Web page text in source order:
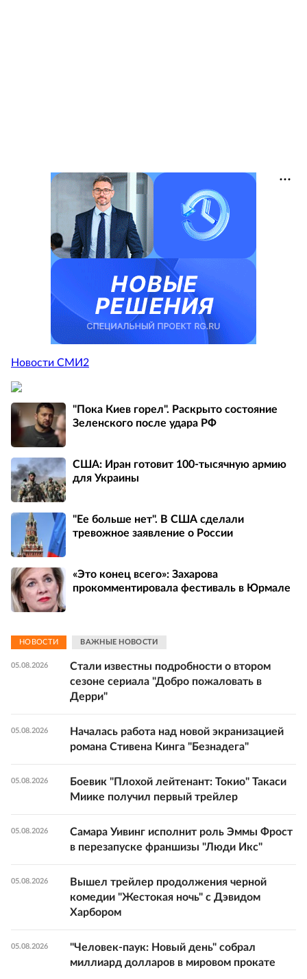
Новости СМИ2
"Пока Киев горел". Раскрыто состояние
Зеленского после удара РФ
США: Иран готовит 100-тысячную армию
для Украины
"Ее больше нет". В США сделали
тревожное заявление о России
«Это конец всего»: Захарова
прокомментировала фестиваль в Юрмале
НОВОСТИ ВАЖНЫЕ НОВОСТИ
05.08.2026
Стали известны подробности о втором
сезоне сериала "Добро пожаловать в
Дерри"
05.08.2026
Началась работа над новой экранизацией
романа Стивена Кинга "Безнадега"
05.08.2026
Боевик "Плохой лейтенант: Токио" Такаси
Миике получил первый трейлер
05.08.2026
Самара Уивинг исполнит роль Эммы Фрост
в перезапуске франшизы "Люди Икс"
05.08.2026
Вышел трейлер продолжения черной
комедии "Жестокая ночь" с Дэвидом
Харбором
05.08.2026
"Человек-паук: Новый день" собрал
миллиард долларов в мировом прокате